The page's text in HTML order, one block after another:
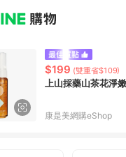
$199 (雙重省$109)
上山採藥山茶花淨
康是美網購eShop